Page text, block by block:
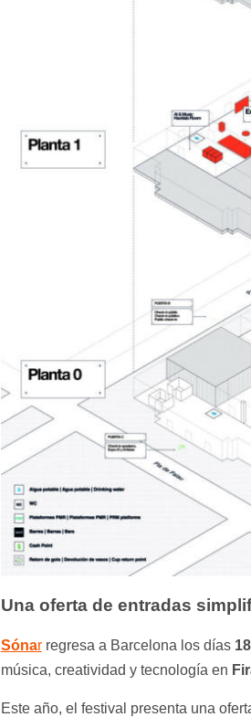
Una oferta de entradas
Sónarregresa a Barcelona los días
música, creatividad y tecnología en
Este año, el festival presenta una